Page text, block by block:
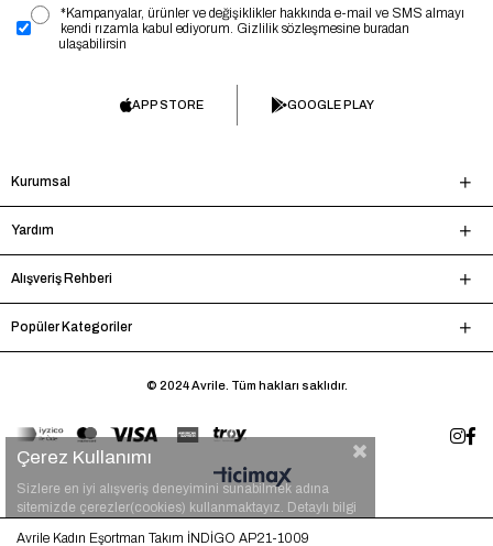
Avrile Kadın Eşortman Takım İNDİGO AP21-1009
*Kampanyalar, ürünler ve değişiklikler hakkında e-mail ve SMS almayı
kendi rızamla kabul ediyorum. Gizlilik sözleşmesine buradan
ulaşabilirsin
APP STORE GOOGLE PLAY
Kurumsal
Yardım
Alışveriş Rehberi
Popüler Kategoriler
© 2024 Avrile. Tüm hakları saklıdır.
Çerez Kullanımı
Sizlere en iyi alışveriş deneyimini sunabilmek adına
sitemizde çerezler(cookies) kullanmaktayız. Detaylı bilgi